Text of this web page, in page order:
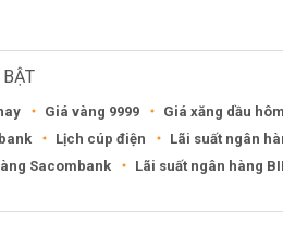
Giá vàng 9999 Giá xăng dầu
Lịch cúp điện Lãi suất ngân
Sacombank
Lãi suất ngân hàng